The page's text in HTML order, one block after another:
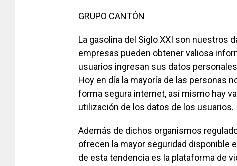
GRUPO CANTÓN
La gasolina del Siglo XXI son nuestros
empresas pueden obtener valiosa
usuarios ingresan sus datos
Hoy en día la mayoría de las personas
forma segura internet, así mismo hay
utilización de los datos de los usuarios.
Además de dichos organismos
ofrecen la mayor seguridad disponible
de esta tendencia es la plataforma de